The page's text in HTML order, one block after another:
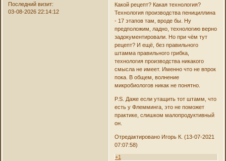
Последний визит:
03-08-2026 22:14:12
Какой рецепт? Какая технология?
Технология производства пенициллина
- 17 этапов там, вроде бы. Ну
предположим, ладно, технологию верно
задокументировали. Но при чём тут
рецепт? И ещё, без правильного
штамма правильного грибка,
технология производства никакого
смысла не имеет. Именно что не впрок
пока. В общем, волнение
микробиологов никак не понятно.
P.S. Даже если утащить тот штамм, что
есть у Флемминга, это не поможет
практике, слишком малопродуктивный
он.
Отредактировано Игорь К. (13-07-2021
07:07:58)
+1